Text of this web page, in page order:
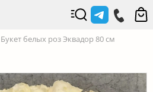
Букет белых роз Эквадор 80 см